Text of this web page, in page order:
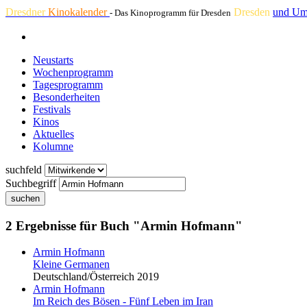
DresdnerKinokalender - Das Kinoprogramm für Dresden Dresden und
Neustarts
Wochenprogramm
Tagesprogramm
Besonderheiten
Festivals
Kinos
Aktuelles
Kolumne
suchfeld
Suchbegriff
suchen
2 Ergebnisse für Buch "Armin Hofmann"
Armin Hofmann
Kleine Germanen
Deutschland/Österreich 2019
Armin Hofmann
Im Reich des Bösen - Fünf Leben im Iran